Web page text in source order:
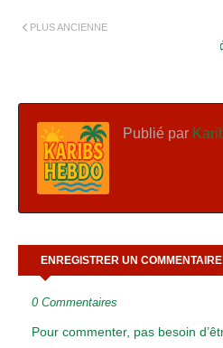
PLUS ANCIENNE
Publié par
ENREGISTRER UN COMMENTAIRE
0 Commentaires
Pour commenter, pas besoin